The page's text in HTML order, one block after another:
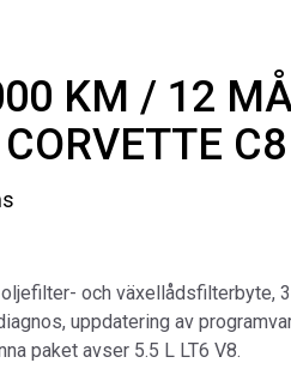
RA0261
kr
KM / 12
och växellådsfilterbyte,
uppdatering av
paket avser 5.5 L LT6 V8.